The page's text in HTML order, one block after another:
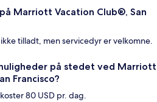
Marriott Vacation Club®, San
tilladt, men servicedyr er velkomne.
på stedet ved Marriott
Francisco?
80 USD pr. dag.